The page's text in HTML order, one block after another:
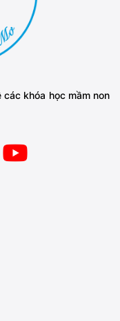
khóa học mầm non